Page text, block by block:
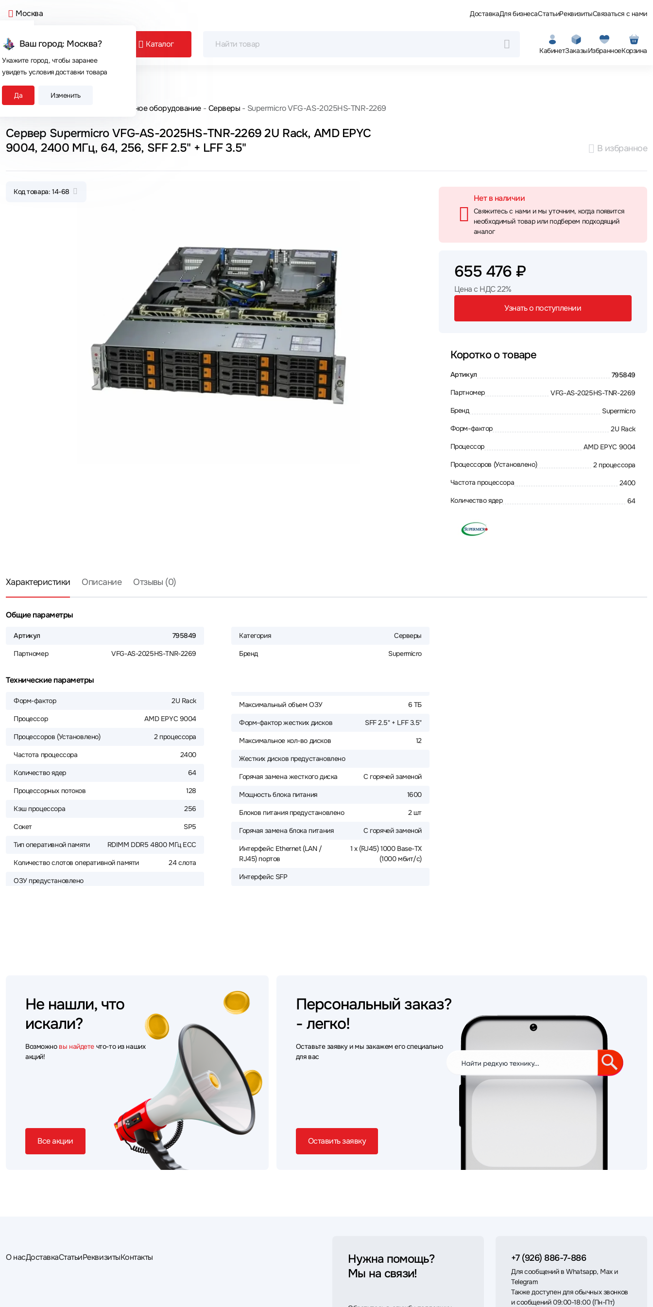
Москва
Ваш город: Москва?
Укажите город, чтобы заранее
увидеть условия доставки товара
Да Изменить
ДоставкаДля бизнесаСтатьиРеквизитыСвязаться с нами
Каталог
КабинетЗаказыИзбранноеКорзина
Сегодня покупают
Главная Серверное оборудование Серверы Supermicro VFG-AS-2025HS-TNR-2269
Сервер Supermicro VFG-AS-2025HS-TNR-2269 2U Rack, AMD EPYC
9004, 2400 МГц, 64, 256, SFF 2.5" + LFF 3.5"
В избранное
Код товара: 14-68
Нет в наличии
Свяжитесь с нами и мы уточним, когда появится
необходимый товар или подберем подходящий
аналог
655 476 ₽
Цена с НДС 22%
Узнать о поступлении
Коротко о товаре
Артикул 795849
Партномер VFG-AS-2025HS-TNR-2269
Бренд Supermicro
Форм-фактор 2U Rack
Процессор AMD EPYC 9004
Процессоров (Установлено) 2 процессора
Частота процессора 2400
Количество ядер 64
Характеристики Описание Отзывы (0)
Общие параметры
Артикул 795849
Партномер VFG-AS-2025HS-TNR-2269
Категория Серверы
Бренд Supermicro
Технические параметры
Форм-фактор 2U Rack
Процессор AMD EPYC 9004
Процессоров (Установлено) 2 процессора
Частота процессора 2400
Количество ядер 64
Процессорных потоков 128
Кэш процессора 256
Сокет SP5
Тип оперативной памяти RDIMM DDR5 4800 МГц ECC
Количество слотов оперативной памяти 24 слота
ОЗУ предустановлено
Максимальный объем ОЗУ 6 ТБ
Форм-фактор жестких дисков SFF 2.5" + LFF 3.5"
Максимальное кол-во дисков 12
Жестких дисков предустановлено
Горячая замена жесткого диска С горячей заменой
Мощность блока питания 1600
Блоков питания предустановлено 2 шт
Горячая замена блока питания С горячей заменой
Интерфейс Ethernet (LAN /
RJ45) портов
1 x (RJ45) 1000 Base-TX
(1000 мбит/с)
Интерфейс SFP
Не нашли, что
искали?
Возможно вы найдете что-то из наших
акций!
Все акции
Персональный заказ?
- легко!
Оставьте заявку и мы закажем его специально
для вас
Оставить заявку
О насДоставкаСтатьиРеквизитыКонтакты
Нужна помощь?
Мы на связи!
+7 (926) 886-7-886
Для сообщений в Whatsapp, Max и
Telegram
Также доступен для обычных звонков
и сообщений 09:00-18:00 (Пн-Пт)